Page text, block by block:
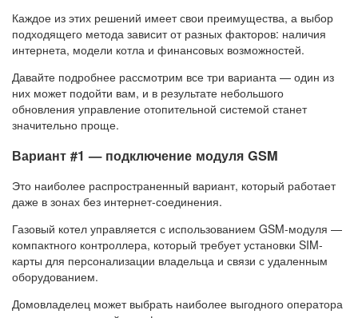
Каждое из этих решений имеет свои преимущества, а выбор
подходящего метода зависит от разных факторов: наличия
интернета, модели котла и финансовых возможностей.
Давайте подробнее рассмотрим все три варианта — один из
них может подойти вам, и в результате небольшого
обновления управление отопительной системой станет
значительно проще.
Вариант #1 — подключение модуля GSM
Это наиболее распространенный вариант, который работает
даже в зонах без интернет-соединения.
Газовый котел управляется с использованием GSM-модуля —
компактного контроллера, который требует установки SIM-
карты для персонализации владельца и связи с удаленным
оборудованием.
Домовладелец может выбрать наиболее выгодного оператора